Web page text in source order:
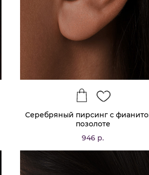
Серебряный пирсинг с
позолоте
946 р.